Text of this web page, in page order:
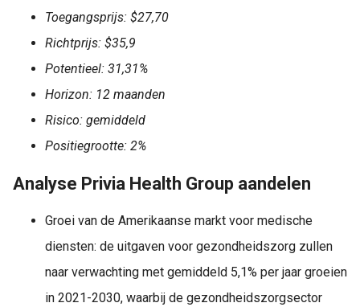
Toegangsprijs: $27,70
Richtprijs: $35,9
Potentieel: 31,31%
Horizon: 12 maanden
Risico: gemiddeld
Positiegrootte: 2%
Analyse Privia Health Group aandelen
Groei van de Amerikaanse markt voor medische
diensten: de uitgaven voor gezondheidszorg zullen
naar verwachting met gemiddeld 5,1% per jaar groeien
in 2021-2030, waarbij de gezondheidszorgsector